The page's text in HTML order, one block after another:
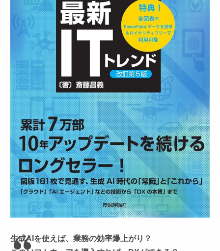
生成AIを使えば、業務の効率爆上がり？